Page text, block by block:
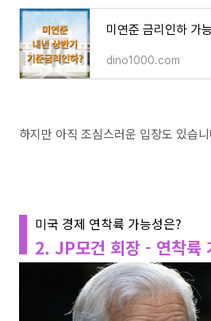
dino1000.com
하지만 아직 조심스러운 입장도 있습
미국 경제 연착륙 가능성은?
2. JP모건 회장 - 연착륙